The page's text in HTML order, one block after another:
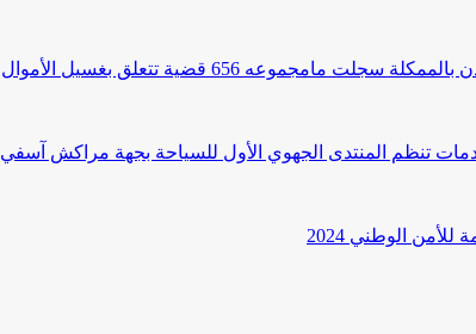
تنظم المنتدى الجهوي الأول للسياحة بجهة مراكش آسفي
للأمن الوطني 2024